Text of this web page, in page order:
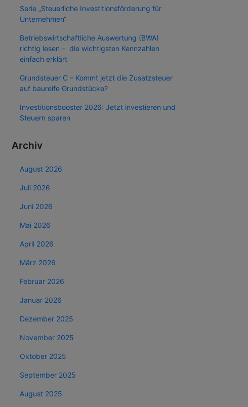
Serie „Steuerliche Investitionsförderung für
Unternehmen“
Betriebswirtschaftliche Auswertung (BWA)
richtig lesen – die wichtigsten Kennzahlen
einfach erklärt
Grundsteuer C – Kommt jetzt die Zusatzsteuer
auf baureife Grundstücke?
Investitionsbooster 2026: Jetzt investieren und
Steuern sparen
Archiv
August 2026
Juli 2026
Juni 2026
Mai 2026
April 2026
März 2026
Februar 2026
Januar 2026
Dezember 2025
November 2025
Oktober 2025
September 2025
August 2025